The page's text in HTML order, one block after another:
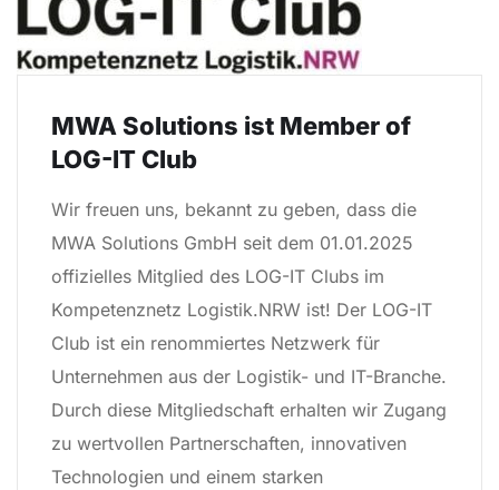
MWA Solutions ist Member of
LOG-IT Club
Wir freuen uns, bekannt zu geben, dass die
MWA Solutions GmbH seit dem 01.01.2025
offizielles Mitglied des LOG-IT Clubs im
Kompetenznetz Logistik.NRW ist! Der LOG-IT
Club ist ein renommiertes Netzwerk für
Unternehmen aus der Logistik- und IT-Branche.
Durch diese Mitgliedschaft erhalten wir Zugang
zu wertvollen Partnerschaften, innovativen
Technologien und einem starken